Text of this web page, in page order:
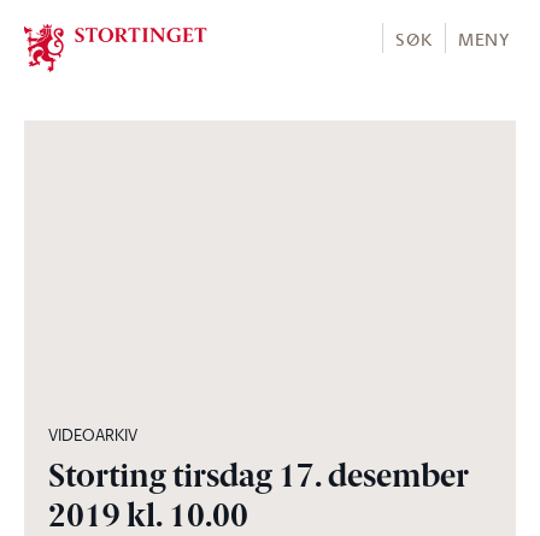
Stortinget.no
SØK MENY
VIDEOARKIV
Storting tirsdag 17. desember
2019 kl. 10.00